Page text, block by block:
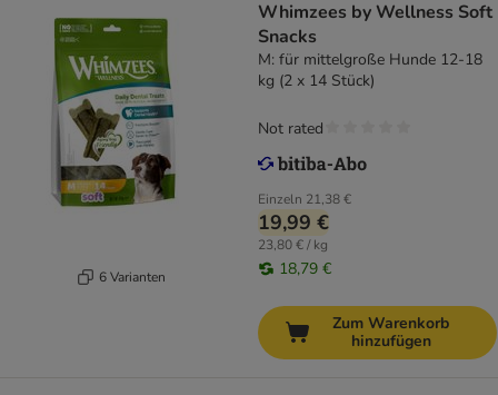
6 Varianten
Whimzees by Wellness Soft
Snacks
M: für mittelgroße Hunde 12-18
kg (2 x 14 Stück)
Einzeln 21,38 €
19,99 €
23,80 € / kg
18,79 €
Not rated
Zum Warenkorb
hinzufügen